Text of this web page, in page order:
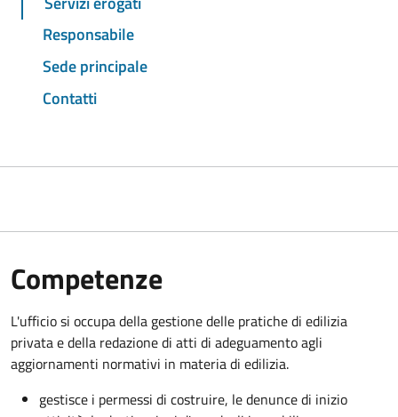
Responsabile
Sede principale
Contatti
Competenze
L'ufficio si occupa della gestione delle pratiche di edilizia
privata e della redazione di atti di adeguamento agli
aggiornamenti normativi in materia di edilizia.
gestisce i permessi di costruire, le denunce di inizio